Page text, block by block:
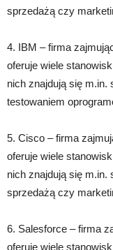
sprzedażą czy
4. IBM – firma
oferuje wiele
nich znajdują się m.in.
testowaniem
5. Cisco – firma
oferuje wiele
nich znajdują się m.in.
sprzedażą czy
6. Salesforce – firma
oferuje wiele